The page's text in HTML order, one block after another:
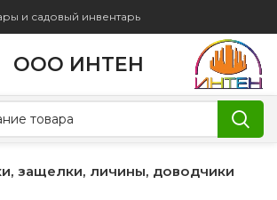
и садовый инвентарь
ООО ИНТЕН
защелки, личины, доводчики